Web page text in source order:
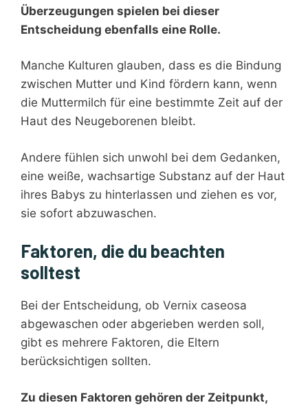
Überzeugungen spielen bei dieser
Entscheidung ebenfalls eine Rolle.
Manche Kulturen glauben, dass es die Bindung
zwischen Mutter und Kind fördern kann, wenn
die Muttermilch für eine bestimmte Zeit auf der
Haut des Neugeborenen bleibt.
Andere fühlen sich unwohl bei dem Gedanken,
eine weiße, wachsartige Substanz auf der Haut
ihres Babys zu hinterlassen und ziehen es vor,
sie sofort abzuwaschen.
Faktoren, die du beachten
solltest
Bei der Entscheidung, ob Vernix caseosa
abgewaschen oder abgerieben werden soll,
gibt es mehrere Faktoren, die Eltern
berücksichtigen sollten.
Zu diesen Faktoren gehören der Zeitpunkt,